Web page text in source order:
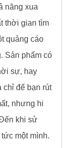
năng xua
thời gian tìm
quảng cáo
Sản phẩm có
sự, hay
để bạn rút
nhưng hi
khi sử
một mình.